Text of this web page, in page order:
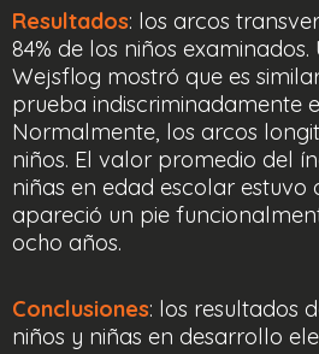
Resultados: los arcos
84% de los niños
Wejsflog mostró que es
prueba indiscriminadamente
Normalmente, los arcos
niños. El valor promedio del
niñas en edad escolar
apareció un pie
ocho años.
Conclusiones: los resultados
niños y niñas en desarrollo